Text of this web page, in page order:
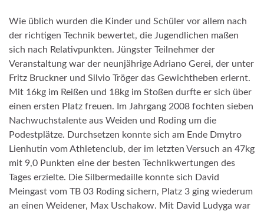
Wie üblich wurden die Kinder und Schüler vor allem nach
der richtigen Technik bewertet, die Jugendlichen maßen
sich nach Relativpunkten. Jüngster Teilnehmer der
Veranstaltung war der neunjährige Adriano Gerei, der unter
Fritz Bruckner und Silvio Tröger das Gewichtheben erlernt.
Mit 16kg im Reißen und 18kg im Stoßen durfte er sich über
einen ersten Platz freuen. Im Jahrgang 2008 fochten sieben
Nachwuchstalente aus Weiden und Roding um die
Podestplätze. Durchsetzen konnte sich am Ende Dmytro
Lienhutin vom Athletenclub, der im letzten Versuch an 47kg
mit 9,0 Punkten eine der besten Technikwertungen des
Tages erzielte. Die Silbermedaille konnte sich David
Meingast vom TB 03 Roding sichern, Platz 3 ging wiederum
an einen Weidener, Max Uschakow. Mit David Ludyga war